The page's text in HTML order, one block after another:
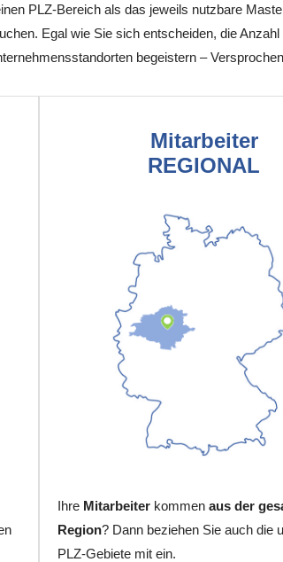
PLZ-Bereich als das jeweils nutzbare
Egal wie Sie sich entscheiden, die
begeistern –
Mitarbeiter
REGIONAL
Ihre Mitarbeiter kommenaus der
Region? Dann beziehen Sie auch die
PLZ-Gebiete mit ein.